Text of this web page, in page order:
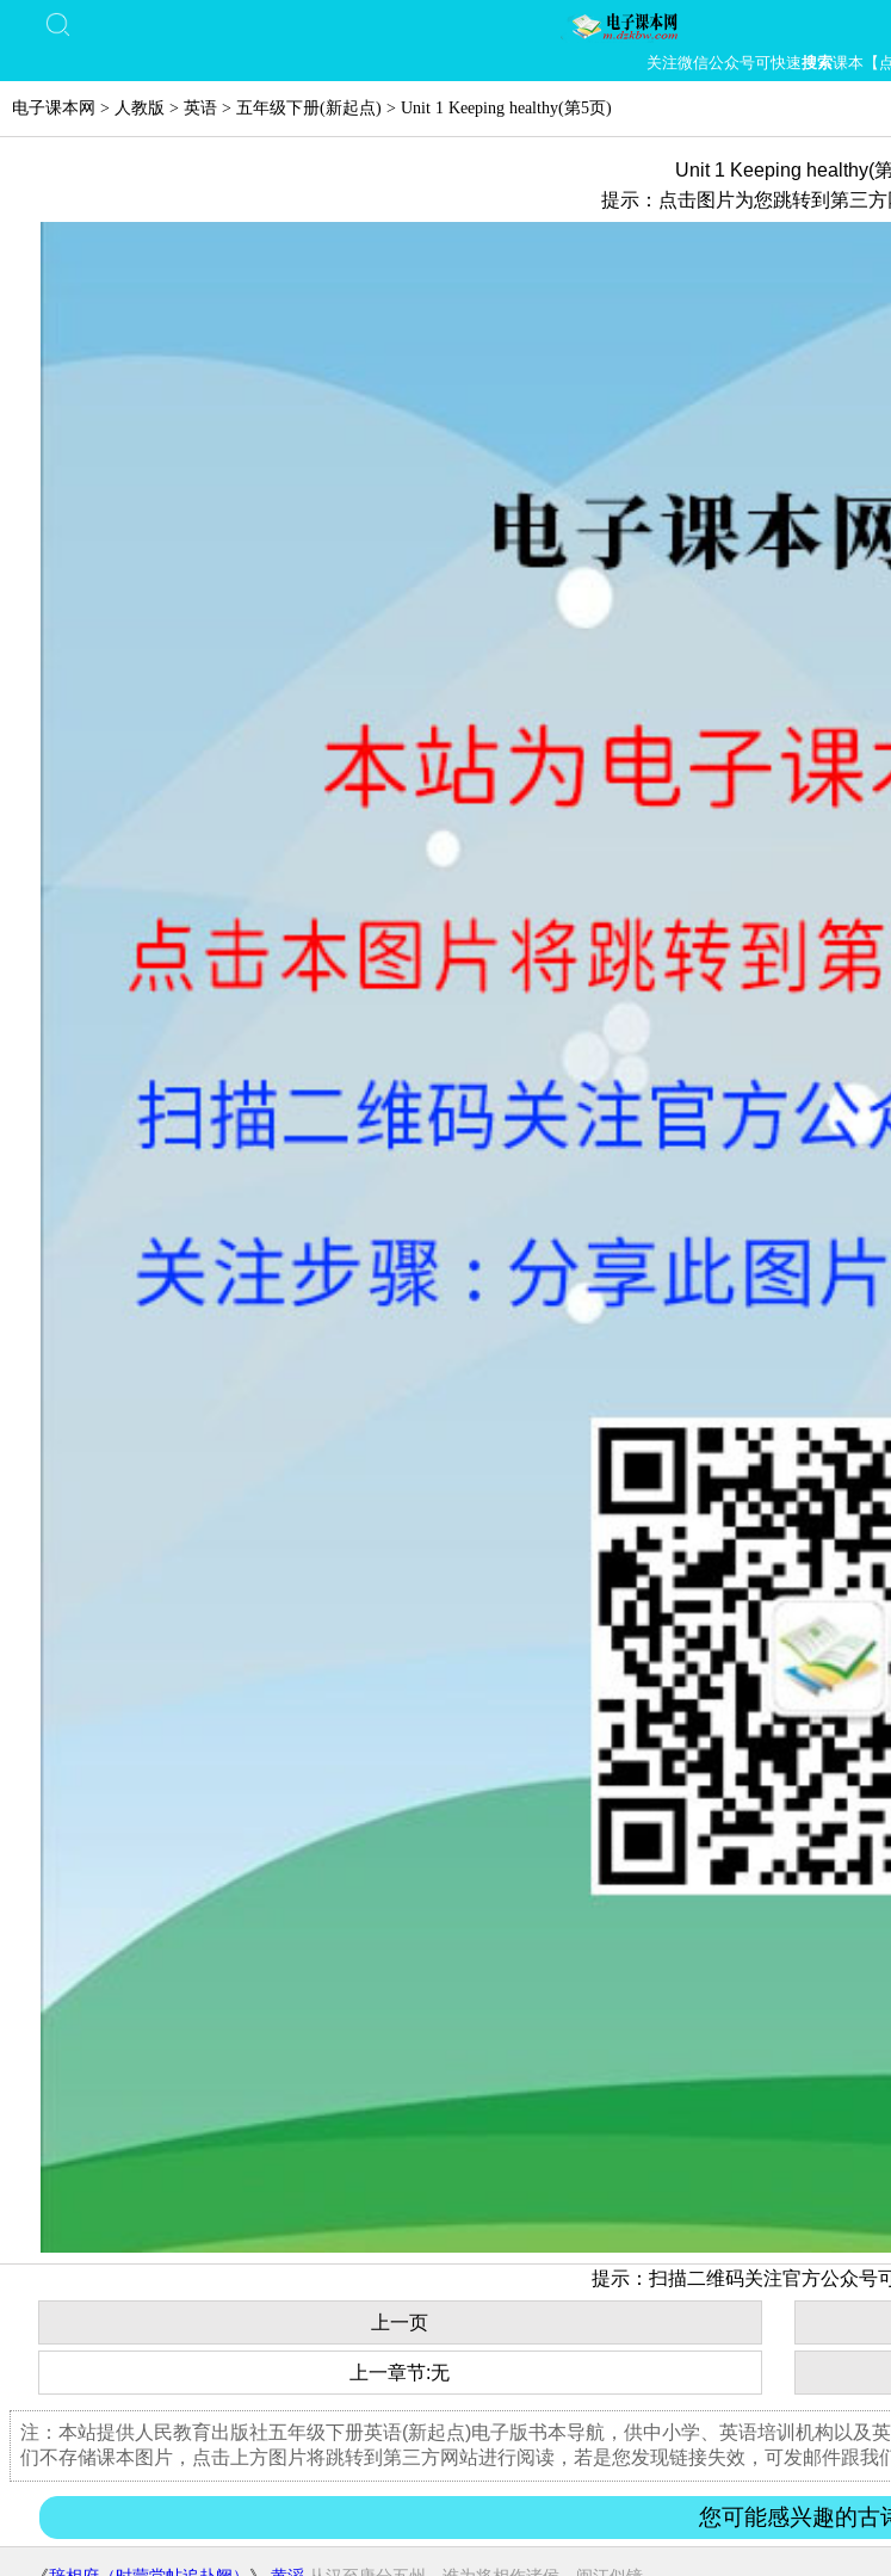
关注微信公众号可快速搜索课本【
电子课本网 > 人教版 > 英语 > 五年级下册(新起点) > Unit 1 Keeping healthy(第5页)
Unit 1 Keeping healthy(
提示：点击图片为您跳转到第三
提示：扫描二维码关注官方公众号
上一页
上一章节:无
注：本站提供人民教育出版社五年级下册英语(新起点)电子版书本导航，供中小学、英语培训机构以
们不存储课本图片，点击上方图片将跳转到第三方网站进行阅读，若是您发现链接失效，可发邮件跟我
您可能感兴趣的古